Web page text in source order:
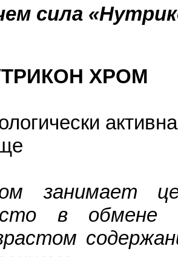
сила
ХРОМ
занимает
в обмене